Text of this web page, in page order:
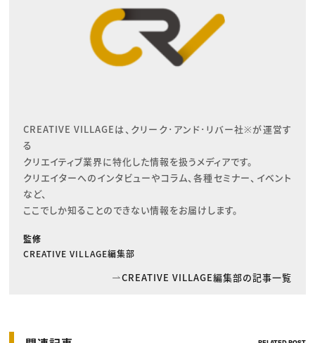
CREATIVE VILLAGEは、クリーク･アンド･リバー社※が運営す
る
クリエイティブ業界に特化した情報を扱うメディアです。
クリエイターへのインタビューやコラム、各種セミナー、イベント
など、
ここでしか知ることのできない情報をお届けします。
監修
CREATIVE VILLAGE編集部
CREATIVE VILLAGE編集部の記事一覧